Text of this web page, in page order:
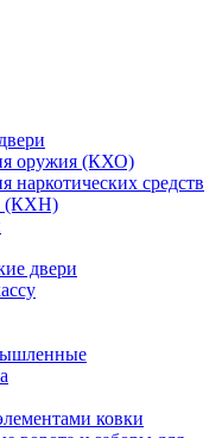
оружия (КХО)
наркотических средств
(КХН)
двери
ковки